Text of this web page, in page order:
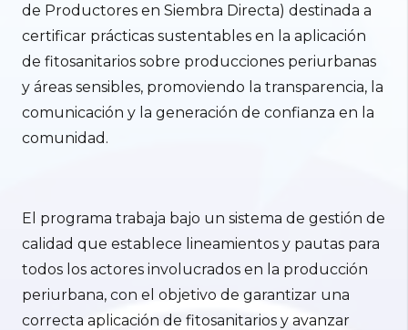
de Productores en Siembra Directa) destinada a
certificar prácticas sustentables en la aplicación
de fitosanitarios sobre producciones periurbanas
y áreas sensibles, promoviendo la transparencia, la
comunicación y la generación de confianza en la
comunidad.
El programa trabaja bajo un sistema de gestión de
calidad que establece lineamientos y pautas para
todos los actores involucrados en la producción
periurbana, con el objetivo de garantizar una
correcta aplicación de fitosanitarios y avanzar